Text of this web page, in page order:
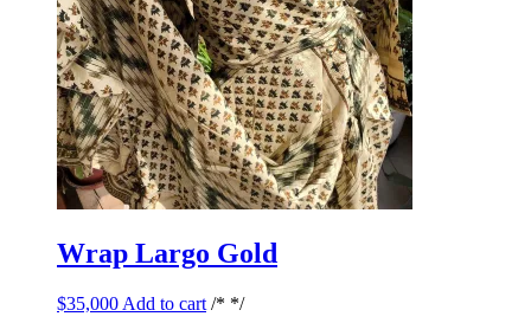
Wrap Largo Gold
$35,000 Add to cart /* */